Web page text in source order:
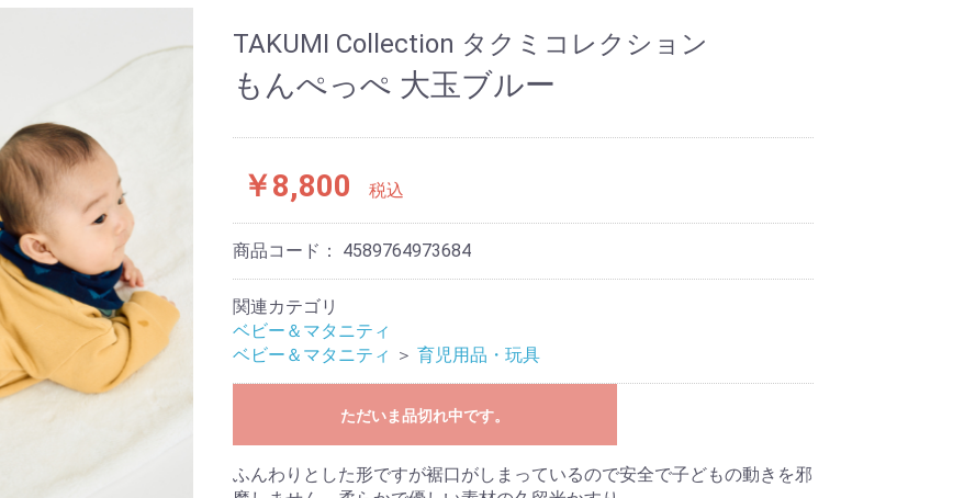
TAKUMI Collection タクミコレクション
もんぺっぺ 大玉ブルー
￥8,800 税込
商品コード： 4589764973684
関連カテゴリ
ベビー＆マタニティ
ベビー＆マタニティ ＞ 育児用品・玩具
ただいま品切れ中です。
ふんわりとした形ですが裾口がしまっているので安全で子どもの動きを邪